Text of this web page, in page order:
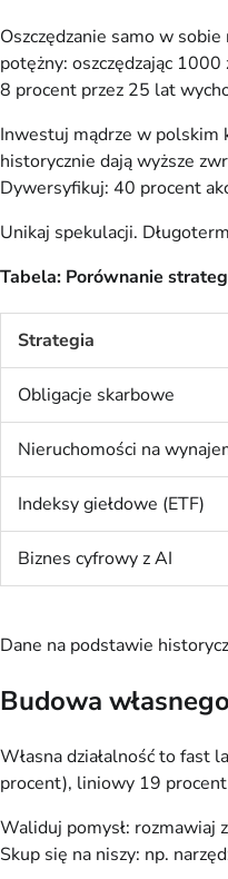
Oszczędzanie samo w
potężny: oszczędzając
8 procent przez 25 lat
Inwestuj mądrze w polskim
historycznie dają wyższe
Dywersyfikuj: 40 procent
Unikaj spekulacji.
Tabela: Porównanie
Strategia
Obligacje skarbowe
Nieruchomości na
Indeksy giełdowe (ETF)
Biznes cyfrowy z AI
Dane na podstawie
Budowa
Własna działalność to fast
procent), liniowy 19
Waliduj pomysł: rozmawiaj
Skup się na niszy: np.